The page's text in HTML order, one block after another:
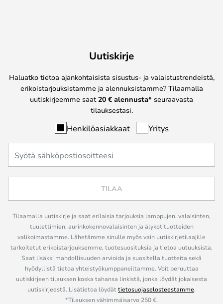
Uutiskirje
Haluatko tietoa ajankohtaisista sisustus- ja valaistustrendeistä,
erikoistarjouksistamme ja alennuksistamme? Tilaamalla
uutiskirjeemme saat 20 € alennusta* seuraavasta
tilauksestasi.
Henkilöasiakkaat Yritys
TILAA
Tilaamalla uutiskirje ja saat erilaisia tarjouksia lamppujen, valaisinten,
tuulettimien, aurinkokennovalaisinten ja älykotituotteiden
valikoimastamme. Lähetämme sinulle myös vain uutiskirjetilaajille
tarkoitetut erikoistarjouksemme, tuotesuosituksia ja tietoa uutuuksista.
Saat lisäksi mahdollisuuden arvioida ja suositella tuotteita sekä
hyödyllistä tietoa yhteistyökumppaneiltamme. Voit peruuttaa
uutiskirjeen tilauksen koska tahansa linkistä, jonka löydät jokaisesta
uutiskirjeestä. Lisätietoa löydättietosuojaselosteestamme.
*Tilauksen vähimmäisarvo 250 €.